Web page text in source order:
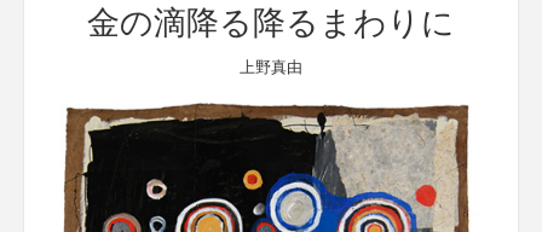
金の滴降る降るまわりに
上野真由